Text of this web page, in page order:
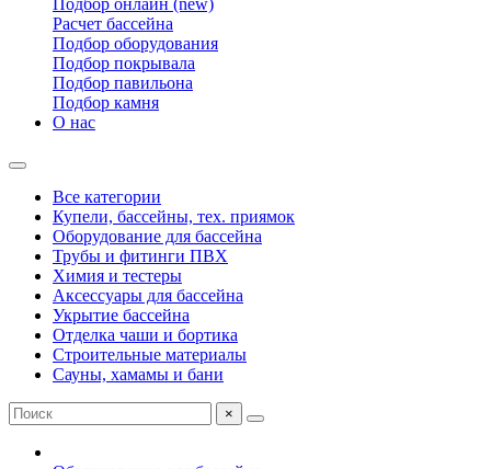
Подбор онлайн (new)
Расчет бассейна
Подбор оборудования
Подбор покрывала
Подбор павильона
Подбор камня
О нас
Все категории
Купели, бассейны, тех. приямок
Оборудование для бассейна
Трубы и фитинги ПВХ
Химия и тестеры
Аксессуары для бассейна
Укрытие бассейна
Отделка чаши и бортика
Строительные материалы
Сауны, хамамы и бани
×